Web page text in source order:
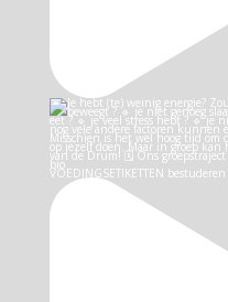
VOEDINGSETIKETTEN